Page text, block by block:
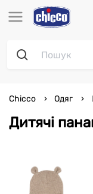
Дитячі
Chicco Одяг